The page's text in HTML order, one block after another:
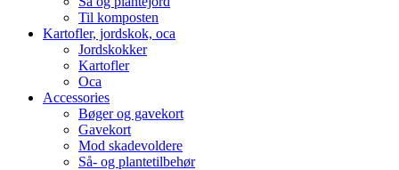
Til komposten
Kartofler, jordskok, oca
Jordskokker
Kartofler
Oca
Accessories
Bøger og gavekort
Gavekort
Mod skadevoldere
Så- og plantetilbehør